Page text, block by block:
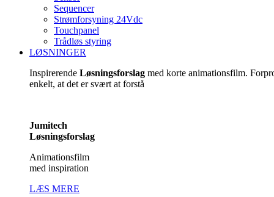
Sequencer
Strømforsyning 24Vdc
Touchpanel
Trådløs styring
LØSNINGER
Inspirerende Løsningsforslag med korte animationsfilm.
enkelt, at det er svært at forstå
Jumitech
Løsningsforslag
Animationsfilm
med inspiration
LÆS MERE